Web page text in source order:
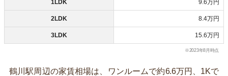
1LDK 9.6万円
2LDK 8.4万円
3LDK 15.6万円
※2023年8月時点
鶴川駅周辺の家賃相場は、ワンルームで約6.6万円、1Kで